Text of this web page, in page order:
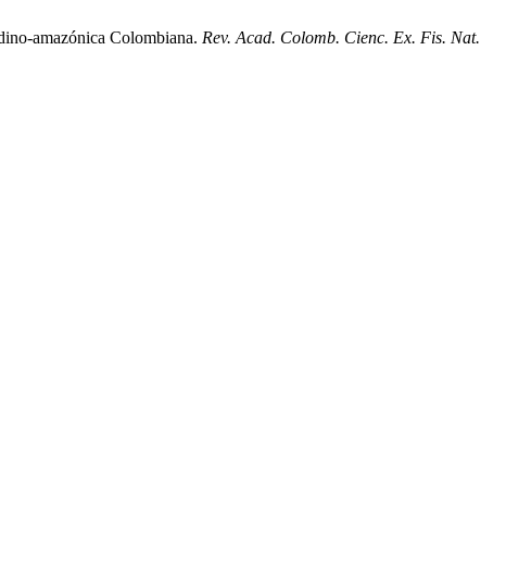
amazónica Colombiana. Rev. Acad. Colomb. Cienc. Ex. Fis. Nat.